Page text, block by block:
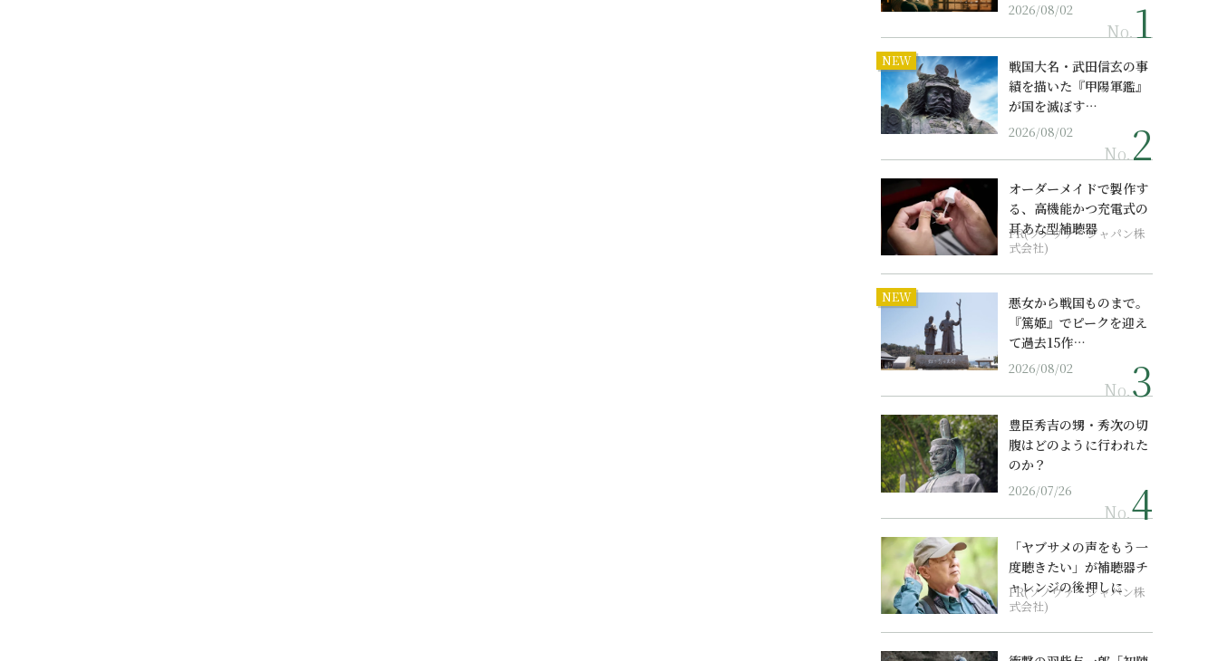
2026/08/02
No.
NEW
戦国大名・武田信玄の事
績を描いた『甲陽軍鑑』
が国を滅ぼす…
2026/08/02
No.
オーダーメイドで製作す
る、高機能かつ充電式の
耳あな型補聴器
PR(ソノヴァ・ジャパン株
式会社)
NEW
悪女から戦国ものまで。
『篤姫』でピークを迎え
て過去15作…
2026/08/02
No.
豊臣秀吉の甥・秀次の切
腹はどのように行われた
のか？
2026/07/26
No.
「ヤブサメの声をもう一
度聴きたい」が補聴器チ
ャレンジの後押しに
PR(ソノヴァ・ジャパン株
式会社)